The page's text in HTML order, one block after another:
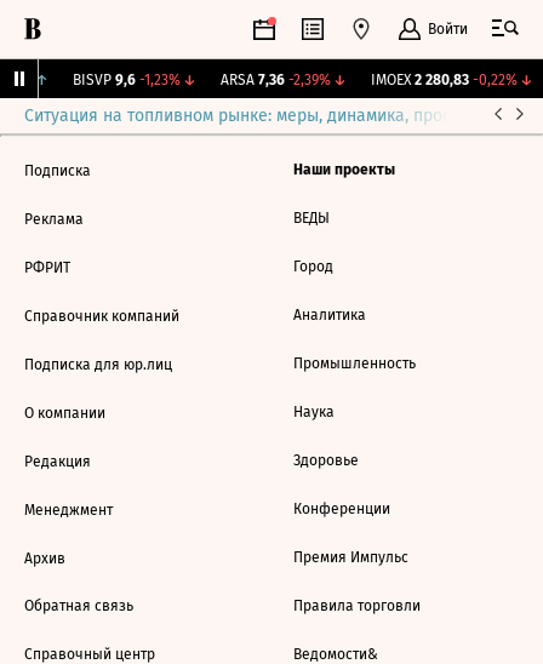
Войти
↑ BISVP 9,6 -1,23%↓ ARSA 7,36 -2,39%↓ IMOEX 2 280,83 -0,22%↓
Ситуация на топливном рынке: меры, динамика, прогнозы
Подписка
Реклама
РФРИТ
Справочник компаний
Подписка для юр.лиц
О компании
Редакция
Менеджмент
Архив
Обратная связь
Справочный центр
Наши проекты
ВЕДЫ
Город
Аналитика
Промышленность
Наука
Здоровье
Конференции
Премия Импульс
Правила торговли
Ведомости&